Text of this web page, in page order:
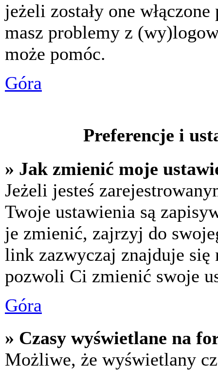
jeżeli zostały one
masz problemy z
może pomóc.
Góra
Preferencje i
» Jak zmienić moje
Jeżeli jesteś
Twoje ustawienia są
je zmienić, zajrzyj do
link zazwyczaj znajduje się
pozwoli Ci zmienić swoje
Góra
» Czasy wyświetlane na
Możliwe, że wyświetlany